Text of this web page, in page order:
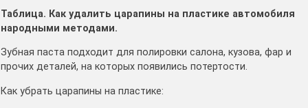
Таблица. Как удалить царапины на пластике автомобиля
народными методами.
Зубная паста подходит для полировки салона, кузова, фар и
прочих деталей, на которых появились потертости.
Как убрать царапины на пластике: